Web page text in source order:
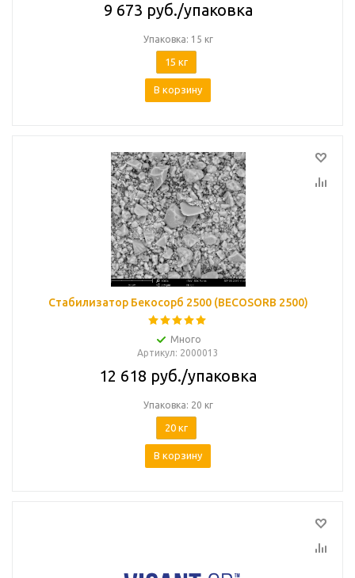
9 673 руб./упаковка
Упаковка: 15 кг
15 кг
В корзину
Стабилизатор Бекосорб 2500 (BECOSORB 2500)
Много
Артикул: 2000013
12 618 руб./упаковка
Упаковка: 20 кг
20 кг
В корзину